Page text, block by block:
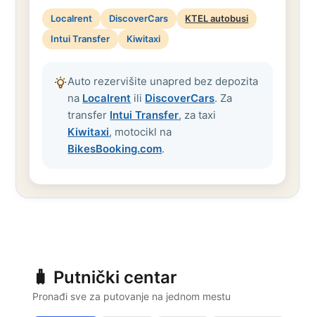
Localrent DiscoverCars
KTEL autobusi
Intui Transfer
Kiwitaxi
Auto rezervišite unapred bez depozita
na Localrent ili DiscoverCars. Za
transfer Intui Transfer, za taxi
Kiwitaxi, motocikl na
BikesBooking.com.